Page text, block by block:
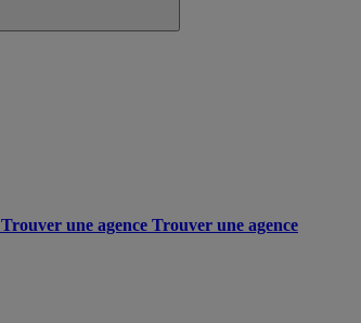
Trouver une agence Trouver une agence